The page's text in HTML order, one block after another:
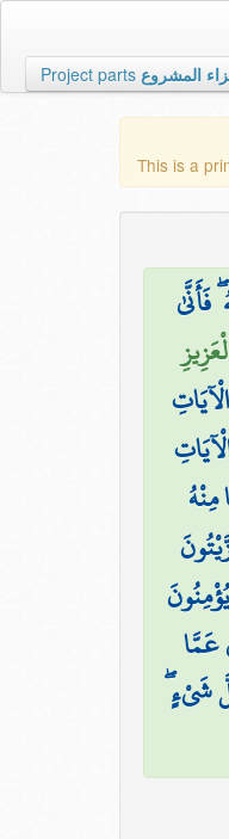
Project parts المشروع
This is a
عَمَّا
شَيْءٍ